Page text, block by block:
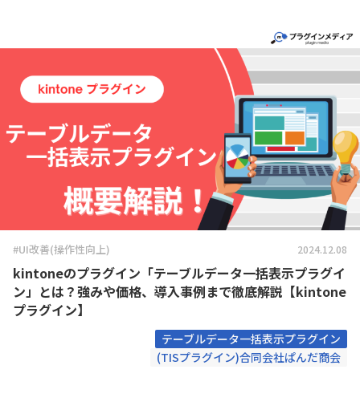
#UI改善(操作性向上) 2024.12.08
kintoneのプラグイン「テーブルデータ一括表示プラグイ
ン」とは？強みや価格、導入事例まで徹底解説【kintone
プラグイン】
テーブルデータ一括表示プラグイン
(TISプラグイン)合同会社ぱんだ商会